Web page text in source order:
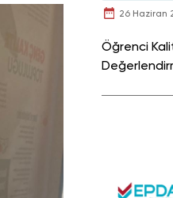
26 Haziran
Öğrenci